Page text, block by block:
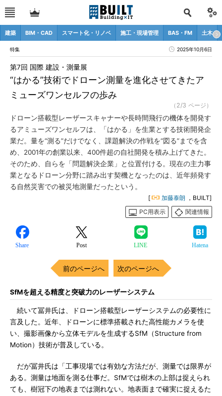
建築 BIM・CAD スマート化・リノベ 施工・現場管理 BAS・FM 土木
特集 2025年10月6日
“はかる”技術でドローン測量を進化させてきたア
ミューズワンセルフの歩み
第7回 国際 建設・測量展
（2/3 ページ）
ドローン搭載型レーザースキャナーや長時間飛行の機体を開発す
るアミューズワンセルフは、「はかる」を生業とする技術開発企
業だ。量を“測る”だけでなく、課題解決の作戦を“図る”までを含
め、2001年の創業以来、400件超の自社開発を積み上げてきた。
そのため、自らを「問題解決企業」と位置付ける。現在の主力事
業となるドローン分野に踏み出す契機となったのは、近年頻発す
る自然災害での被災地測量だったという。
[ 加藤泰朗 ，BUILT]
PC用表示
関連情報
Share Post LINE Hatena
前のページへ 次のページへ
SfMを超える精度と突破力のレーザーシステム
続いて冨井氏は、ドローン搭載型レーザーシステムの必要性に
言及した。近年、ドローンに標準搭載された高性能カメラを使
い、撮影画像から立体モデルを生成するSfM（Structure from
Motion）技術が普及している。
だが冨井氏は「工事現場では有効な方法だが、測量では限界が
ある。測量は地面を測る仕事だ。SfMでは樹木の上部は捉えられ
ても、樹冠下の地表までは測れない。地表面まで確実に捉えるた